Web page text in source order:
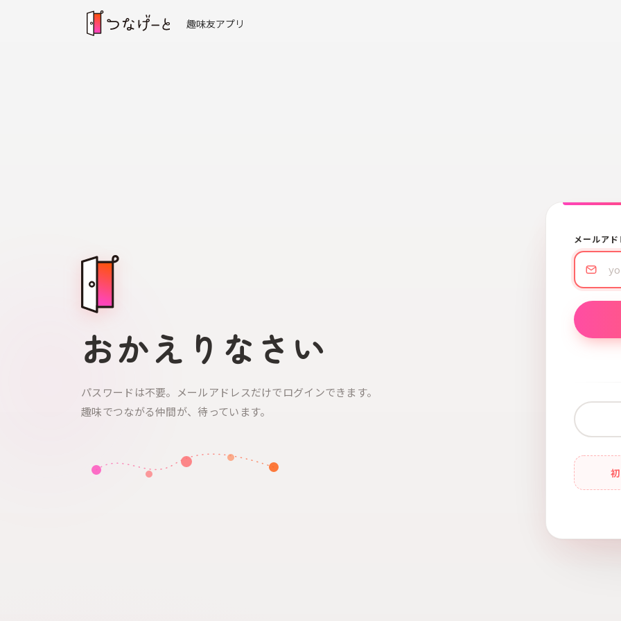
趣味友アプリ
おかえりなさい
パスワードは不要。メールアドレスだけでログインできます。
趣味でつながる仲間が、待っています。
メールア